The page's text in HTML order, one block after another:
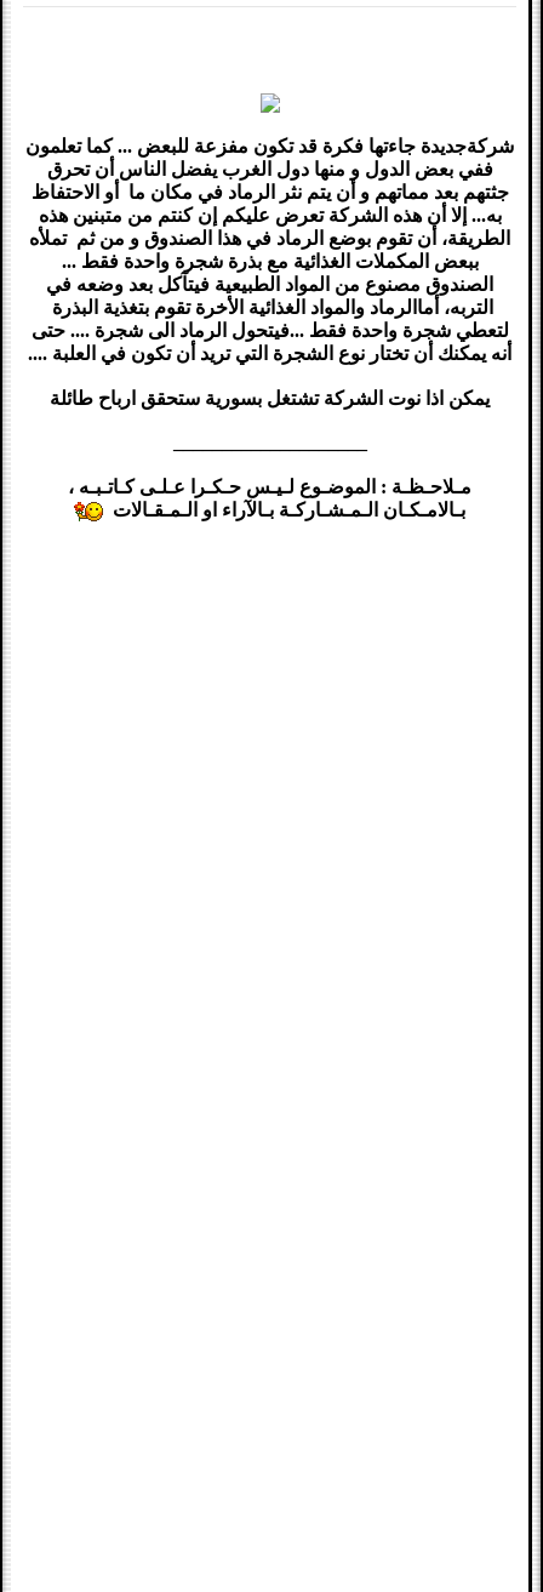
شركةجديدة جاءتها فكرة قد تكون مفزعة للبعض ... كما تعلمون
ففي بعض الدول و منها دول الغرب يفضل الناس أن تحرق
جثتهم بعد مماتهم و أن يتم نثر الرماد في مكان ما أو الاحتفاظ
به... إلا أن هذه الشركة تعرض عليكم إن كنتم من متبنين هذه
الطريقة، أن تقوم بوضع الرماد في هذا الصندوق و من ثم تملأه
ببعض المكملات الغذائية مع بذرة شجرة واحدة فقط ...
الصندوق مصنوع من المواد الطبيعية فيتآكل بعد وضعه في
التربه، أماالرماد والمواد الغذائية الأخرة تقوم بتغذية البذرة
لتعطي شجرة واحدة فقط ...فيتحول الرماد الى شجرة .... حتى
أنه يمكنك أن تختار نوع الشجرة التي تريد أن تكون في العلبة ....
يمكن اذا نوت الشركة تشتغل بسورية ستحقق ارباح طائلة
مـلاحـظـة : الموضـوع لـيـس حـكـرا عـلـى كـاتـبـه ،
بـالامـكـان الـمـشـاركـة بـالآراء او الـمـقـالات